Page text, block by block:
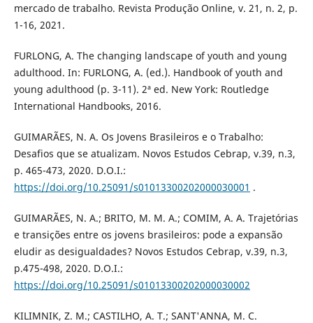
mercado de trabalho. Revista Produção Online, v. 21, n. 2, p.
1-16, 2021.
FURLONG, A. The changing landscape of youth and young
adulthood. In: FURLONG, A. (ed.). Handbook of youth and
young adulthood (p. 3-11). 2ª ed. New York: Routledge
International Handbooks, 2016.
GUIMARÃES, N. A. Os Jovens Brasileiros e o Trabalho:
Desafios que se atualizam. Novos Estudos Cebrap, v.39, n.3,
p. 465-473, 2020. D.O.I.:
https://doi.org/10.25091/s01013300202000030001 .
GUIMARÃES, N. A.; BRITO, M. M. A.; COMIM, A. A. Trajetórias
e transições entre os jovens brasileiros: pode a expansão
eludir as desigualdades? Novos Estudos Cebrap, v.39, n.3,
p.475-498, 2020. D.O.I.:
https://doi.org/10.25091/s01013300202000030002
KILIMNIK, Z. M.; CASTILHO, A. T.; SANT'ANNA, M. C.